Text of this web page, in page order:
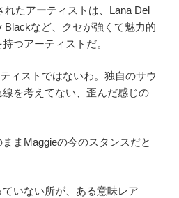
れたアーティストは、Lana Del
Blackなど、クセが強くて魅力的
つアーティストだ。
ィストではないわ。独自のサウ
を考えてない、歪んだ感じの
まMaggieの今のスタンスだと
いない所が、ある意味レア